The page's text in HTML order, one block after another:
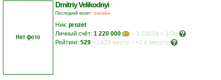
Нет фото
Dmitriy Velikodnyi
Последний визит: онлайн
Ник: prozet
Личный счёт: 1 220 000
= 1 220.0к = 1.0м
Рейтинг: 529 = 1629 место = +2 в августе